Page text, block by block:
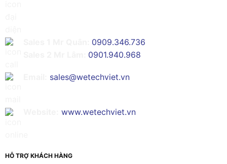
0909.346.736
0901.940.968
sales@wetechviet.vn
www.wetechviet.vn
HỖ TRỢ KHÁCH HÀNG